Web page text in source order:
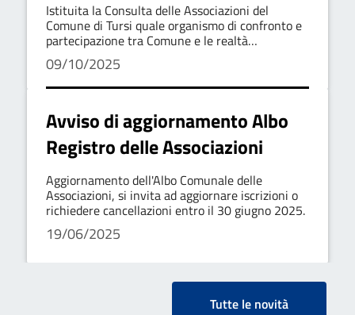
Istituita la Consulta delle Associazioni del
Comune di Tursi quale organismo di confronto e
partecipazione tra Comune e le realtà
associative
09/10/2025
Avviso di aggiornamento Albo
Registro delle Associazioni
Aggiornamento dell'Albo Comunale delle
Associazioni, si invita ad aggiornare iscrizioni o
richiedere cancellazioni entro il 30 giugno 2025.
19/06/2025
Tutte le novità